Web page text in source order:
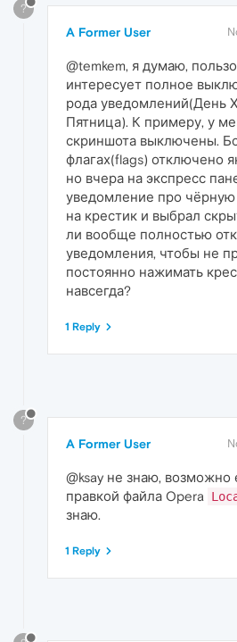
?
A Former User
@temkem, я думаю,
интересует полное
рода уведомлений(День
Пятница). К примеру, у
скриншота выключены.
флагах(flags) отключено
но вчера на экспресс
уведомление про
на крестик и выбрал
ли вообще полностью
уведомления, чтобы не
постоянно нажимать
навсегда?
1 Reply
?
A Former User
@ksay не знаю, возможно
правкой файла Opera
знаю.
1 Reply